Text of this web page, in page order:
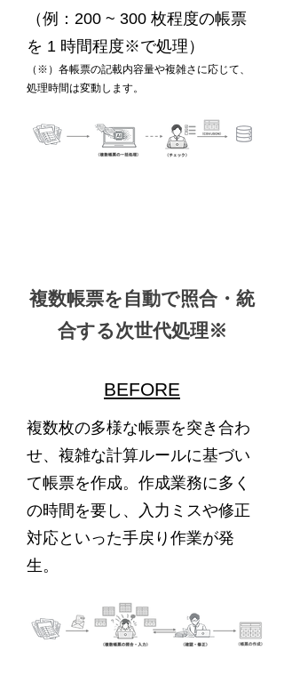
（例：200 ~ 300 枚程度の帳票
を 1 時間程度※で処理）
（※）各帳票の記載内容量や複雑さに応じて、
処理時間は変動します。
複数帳票を自動で照合・統
合する次世代処理※
BEFORE
複数枚の多様な帳票を突き合わ
せ、複雑な計算ルールに基づい
て帳票を作成。作成業務に多く
の時間を要し、入力ミスや修正
対応といった手戻り作業が発
生。